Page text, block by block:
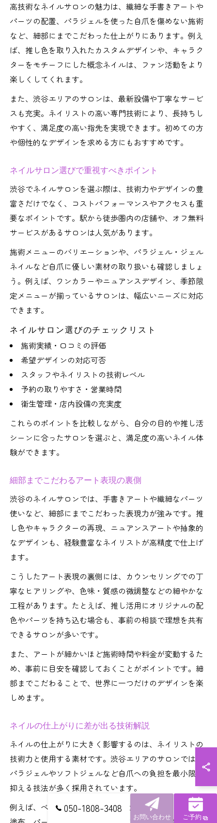
高技術なネイルサロンの魅力は、繊細な手書きアートや
パーツの配置、パラジェルを使った自爪を傷めない施術
など、細部にまでこだわった仕上がりにあります。例え
ば、推し色を取り入れたカスタムデザインや、キャラク
ターをモチーフにした概念ネイルは、ファン活動をより
楽しくしてくれます。
また、渋谷エリアのサロンは、最新設備や丁寧なサービ
スも充実。ネイリストの高い専門技術により、長持ちし
やすく、満足度の高い指先を実現できます。初めての方
や個性的なデザインを求める方にもおすすめです。
ネイルサロン選びで重視すべきポイント
渋谷でネイルサロンを選ぶ際は、技術力やデザインの豊
富さだけでなく、コストパフォーマンスやアクセスも重
要なポイントです。駅から徒歩圏内の店舗や、オフ無料
サービスがあるサロンは人気があります。
施術メニューのバリエーションや、パラジェル・ジェル
ネイルなど自爪に優しい素材の取り扱いも確認しましょ
う。例えば、ワンカラーやニュアンスデザイン、季節限
定メニューが揃っているサロンは、幅広いニーズに対応
できます。
ネイルサロン選びのチェックリスト
施術実績・口コミの評価
希望デザインの対応可否
スタッフやネイリストの技術レベル
予約の取りやすさ・営業時間
衛生管理・店内設備の充実度
これらのポイントを比較しながら、自分の目的や推し活
シーンに合ったサロンを選ぶと、満足度の高いネイル体
験ができます。
細部までこだわるアート表現の裏側
渋谷のネイルサロンでは、手書きアートや繊細なパーツ
使いなど、細部にまでこだわった表現力が強みです。推
し色やキャラクターの再現、ニュアンスアートや抽象的
なデザインも、経験豊富なネイリストが高精度で仕上げ
ます。
こうしたアート表現の裏側には、カウンセリングでの丁
寧なヒアリングや、色味・質感の微調整などの細やかな
工程があります。たとえば、推し活用にオリジナルの配
色やパーツを持ち込む場合も、事前の相談で理想を共有
できるサロンが多いです。
また、アートが細かいほど施術時間や料金が変動するた
め、事前に目安を確認しておくことがポイントです。細
部までこだわることで、世界に一つだけのデザインを楽
しめます。
ネイルの仕上がりに差が出る技術解説
ネイルの仕上がりに大きく影響するのは、ネイリストの
技術力と使用する素材です。渋谷エリアのサロンでは、
パラジェルやソフトジェルなど自爪への負担を最小限に
抑える技法が多く採用されています。
例えば、ベース作りの丁寧さや、カラーの発色・均一な
050-1808-3408
お問い合わせ ご予約